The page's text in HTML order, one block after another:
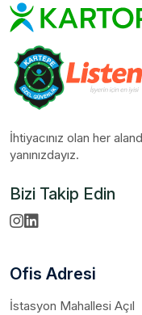
İhtiyacınız olan her
yanınızdayız.
Bizi Takip Edin
Ofis Adresi
İstasyon Mahallesi Açıl